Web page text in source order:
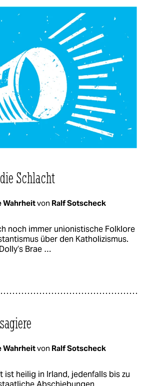
Schlacht
Wahrheitvon Ralf Sotscheck
noch immer unionistische Folklore
über den Katholizismus.
Brae …
Wahrheitvon Ralf Sotscheck
ist heilig in Irland, jedenfalls bis zu